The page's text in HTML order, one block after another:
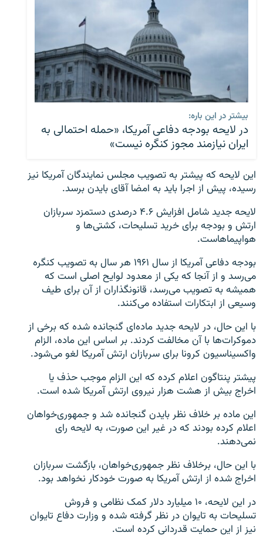
بیشتر در این باره:
در لایحه بودجه دفاعی آمریکا، «حمله احتمالی به
ایران نیازمند مجوز کنگره نیست»
این لایحه که پیشتر به تصویب مجلس نمایندگان آمریکا نیز
رسیده، پیش از اجرا باید به امضا آقای بایدن برسد.
لایحه جدید شامل افزایش ۴.۶ درصدی دستمزد سربازان
ارتش و بودجه برای خرید تسلیحات، کشتی‌ها و
هواپیماهاست.
بودجه دفاعی آمریکا از سال ۱۹۶۱ هر سال به تصویب کنگره
می‌رسد و از آنجا که یکی از معدود لوایح اصلی است که
همیشه به تصویب می‌رسد، قانونگذاران از آن برای طیف
وسیعی از ابتکارات استفاده می‌کنند.
با این حال، در لایحه جدید ماده‌ای گنجانده شده که برخی از
دموکرات‌ها با آن مخالفت کردند. بر اساس این ماده، الزام
واکسیناسیون کرونا برای سربازان ارتش آمریکا لغو می‌شود.
پیشتر پنتاگون اعلام کرده که این الزام موجب حذف یا
اخراج بیش از هشت هزار نیروی ارتش آمریکا شده است.
این ماده بر خلاف نظر بایدن گنجانده شد و جمهوری‌خواهان
اعلام کرده بودند که در غیر این صورت، به لایحه رای
نمی‌دهند.
با این حال، برخلاف نظر جمهوری‌خواهان، بازگشت سربازان
اخراج شده از ارتش آمریکا به صورت خودکار نخواهد بود.
در این لایحه، ۱۰ میلیارد دلار کمک نظامی و فروش
تسلیحات به تایوان در نظر گرفته شده و وزارت دفاع تایوان
نیز از این حمایت قدردانی کرده است.